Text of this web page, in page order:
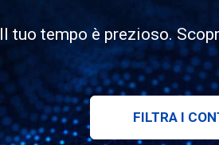
Il tuo tempo è prezioso.
FILTRA I